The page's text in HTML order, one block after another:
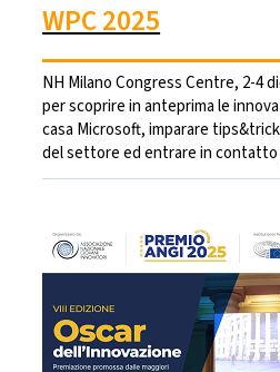
WPC 2025
NH Milano Congress Centre, 2-4
per scoprire in anteprima le
casa Microsoft, imparare
del settore ed entrare in contatto